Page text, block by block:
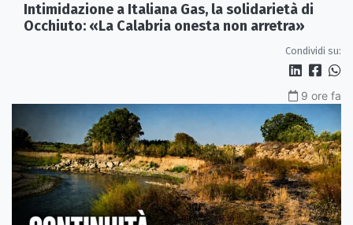
Intimidazione a Italiana Gas, la solidarietà di
Occhiuto: «La Calabria onesta non arretra»
Condividi su:
9 ore fa